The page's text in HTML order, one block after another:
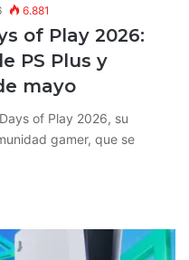
6.881
of Play 2026:
PS Plus y
mayo
of Play 2026, su
gamer, que se